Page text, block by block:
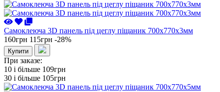
Самоклеюча 3D панель під цеглу піщаник 700x770x3мм
160грн 115грн -28%
Купити
При заказе:
10 i більше 109грн
30 i більше 105грн